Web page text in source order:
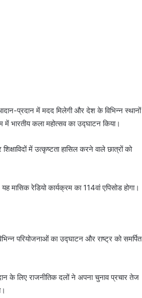
प्रदान में मदद मिलेगी और देश के विभिन्न स्थानों
में भारतीय कला महोत्सव का उद्घाटन किया।
में उत्कृष्टता हासिल करने वाले छात्रों को
रेडियो कार्यक्रम का 114वां एपिसोड होगा।
परियोजनाओं का उद्घाटन और राष्ट्र को समर्पित
के लिए राजनीतिक दलों ने अपना चुनाव प्रचार तेज